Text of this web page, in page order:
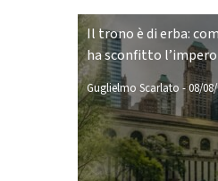
Il trono è di erba:
ha sconfitto
Guglielmo Scarlato -08/